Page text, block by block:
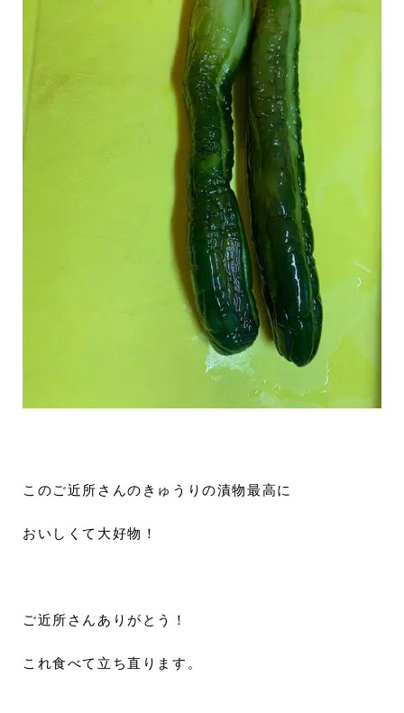
このご近所さんのきゅうりの漬物最高に
おいしくて大好物！
ご近所さんありがとう！
これ食べて立ち直ります。